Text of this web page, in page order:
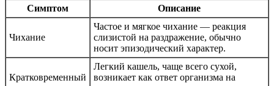
Симптом Описание
Чихание
Частое и мягкое чихание — реакция
слизистой на раздражение, обычно
носит эпизодический характер.
Кратковременный
Легкий кашель, чаще всего сухой,
возникает как ответ организма на